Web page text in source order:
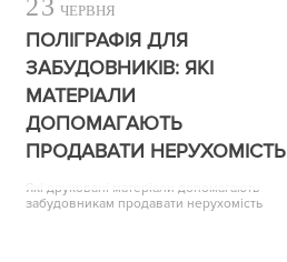
23 ЧЕРВНЯ
ПОЛІГРАФІЯ ДЛЯ
ЗАБУДОВНИКІВ: ЯКІ
МАТЕРІАЛИ
ДОПОМАГАЮТЬ
ПРОДАВАТИ НЕРУХОМІСТЬ
Які друковані матеріали допомагають
забудовникам продавати нерухомість